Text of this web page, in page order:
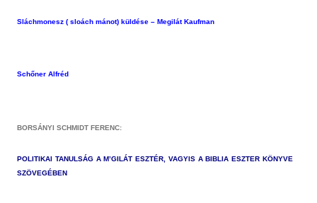
Sláchmonesz ( sloách mánot) küldése – Megilát Kauf­man
Schőner Alfréd
BORSÁNYI SCHMIDT FERENC:
POLITIKAI TANUL­SÁG A M’GILÁT ESZTÉR, VAGYIS A BI­BLIA ESZT­ER KÖNYVE
SZÖVEGÉBEN